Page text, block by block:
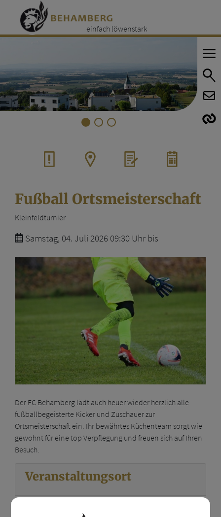
einfach löwenstark
Fußball Ortsmeisterschaft
Kleinfeldturnier
Samstag, 04. Juli 2026 09:30 Uhr bis
Der FC Behamberg lädt auch heuer wieder herzlich alle
fußballbegeisterte Kicker und Zuschauer zur
Ortsmeisterschaft ein. Ihr bewährtes Küchenteam sorgt wie
gewohnt für eine top Verpflegung und freuen sich auf Ihren
Besuch.
Veranstaltungsort
Sportplatz Behamberg